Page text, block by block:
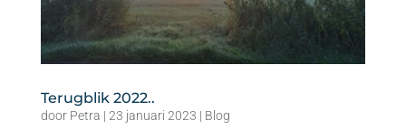
Terugblik 2022..
door Petra | 23 januari 2023 | Blog